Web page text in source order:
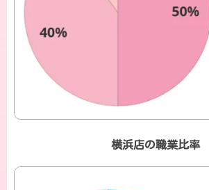
横浜店の職業比率